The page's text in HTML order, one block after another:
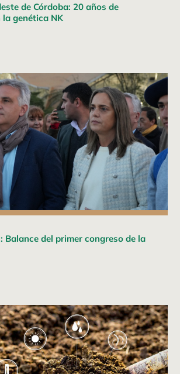
de Córdoba: 20 años de
genética NK
Balance del primer congreso de la